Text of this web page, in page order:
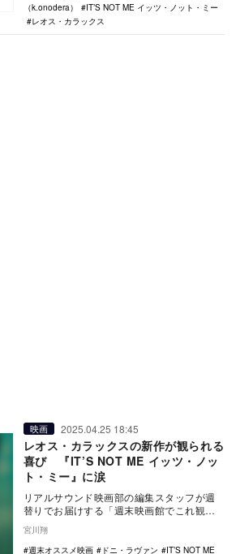
（k.onodera）
IT’S NOT ME イッツ・ノット・ミー
レオス・カラックス
映画 2025.04.25 18:45
レオス・カラックスの新作が観られる
喜び 『IT’S NOT ME イッツ・ノッ
ト・ミー』に涙
リアルサウンド映画部の編集スタッフが週
替りでお届けする「週末映画館でこれ観よ
う！」。毎週末にオススメ映画・特集上映
をご紹介。今週…
宮川翔
週末オススメ映画
ドニ・ラヴァン
IT’S NOT ME